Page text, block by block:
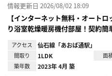
情報更新日 2026/08/02 18:09
【インターネット無料・オート
り浴室乾燥暖房機付部屋！契約簡
アクセス 仙石線「あおば通駅」
間取り 1LDK 面
築年数 2023年 4月 築